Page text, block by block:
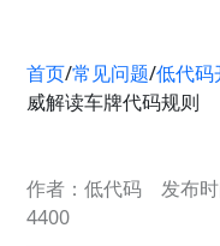
首页/常见问题/低代码
威解读车牌代码规则
作者：低代码 发布
4400